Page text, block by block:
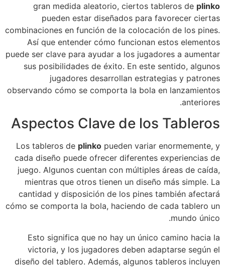
gran medida aleatorio, ciertos tableros de plinko
pueden estar diseñados para favorecer ciertas
combinaciones en función de la colocación de los pines.
Así que entender cómo funcionan estos elementos
puede ser clave para ayudar a los jugadores a aumentar
sus posibilidades de éxito. En este sentido, algunos
jugadores desarrollan estrategias y patrones
observando cómo se comporta la bola en lanzamientos
anteriores.
Aspectos Clave de los Tableros
Los tableros de plinko pueden variar enormemente, y
cada diseño puede ofrecer diferentes experiencias de
juego. Algunos cuentan con múltiples áreas de caída,
mientras que otros tienen un diseño más simple. La
cantidad y disposición de los pines también afectará
cómo se comporta la bola, haciendo de cada tablero un
mundo único.
Esto significa que no hay un único camino hacia la
victoria, y los jugadores deben adaptarse según el
diseño del tablero. Además, algunos tableros incluyen